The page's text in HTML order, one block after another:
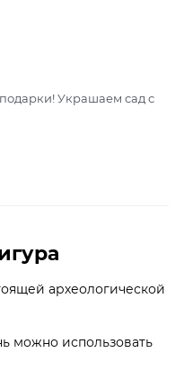
Украшаем сад с
археологической
можно использовать